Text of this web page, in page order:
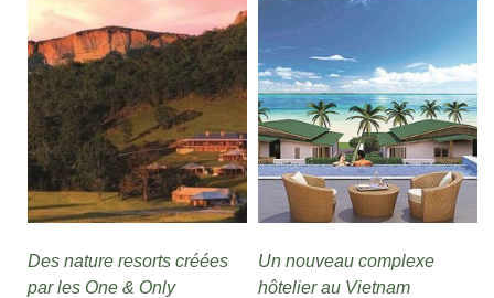
Des nature resorts créées
par les One & Only
Un nouveau complexe
hôtelier au Vietnam